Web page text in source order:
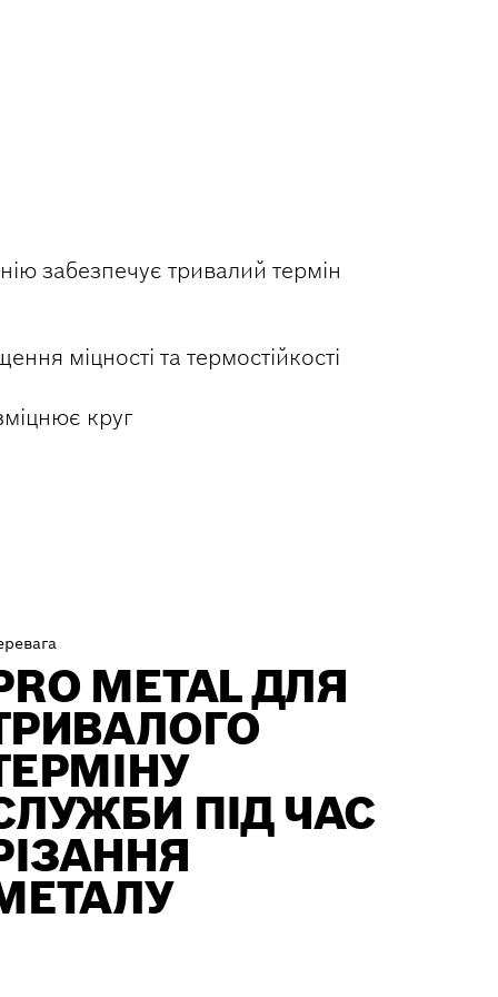
забезпечує тривалий термін
міцності та термостійкості
круг
METAL ДЛЯ
ПІД ЧАС